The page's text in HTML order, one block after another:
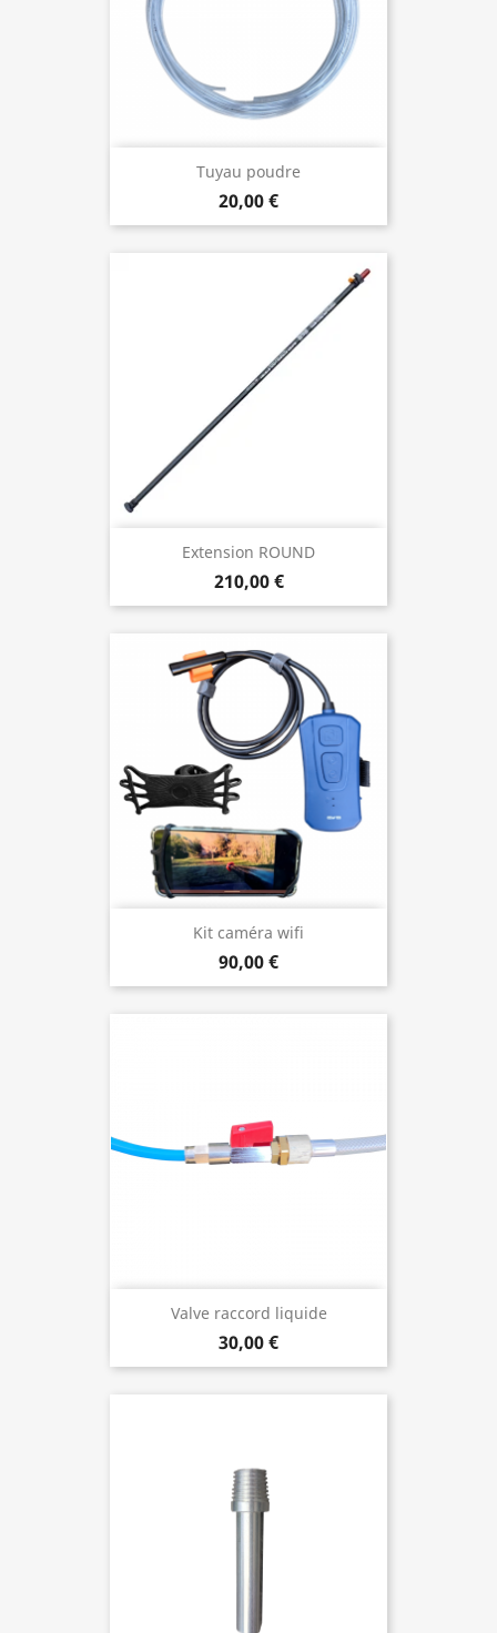
Tuyau poudre
20,00 €
Extension ROUND
210,00 €
Kit caméra wifi
90,00 €
Valve raccord liquide
30,00 €